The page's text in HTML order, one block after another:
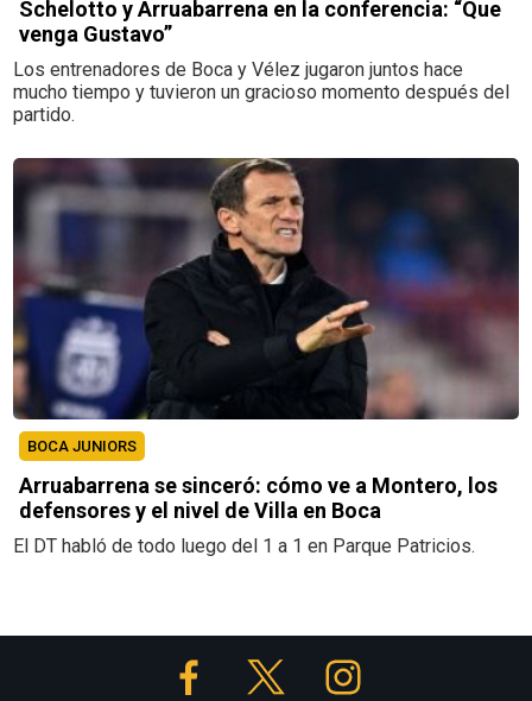
Schelotto y Arruabarrena en la conferencia: “Que
venga Gustavo”
Los entrenadores de Boca y Vélez jugaron juntos hace
mucho tiempo y tuvieron un gracioso momento después del
partido.
BOCA JUNIORS
Arruabarrena se sinceró: cómo ve a Montero, los
defensores y el nivel de Villa en Boca
El DT habló de todo luego del 1 a 1 en Parque Patricios.